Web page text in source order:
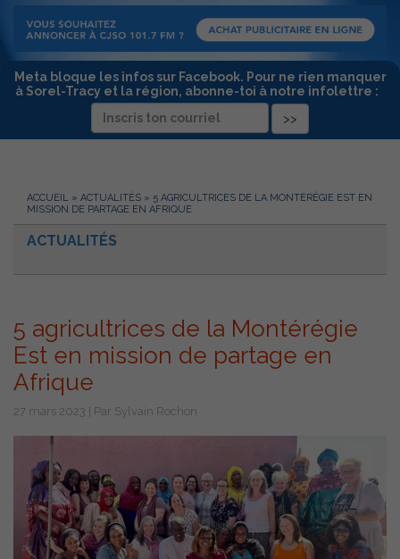
:
Meta bloque les infos sur Facebook. Pour ne rien manquer
à Sorel-Tracy et la région, abonne-toi à notre infolettre :
ACCUEIL » ACTUALITÉS » 5 AGRICULTRICES DE LA MONTÉRÉGIE EST EN
MISSION DE PARTAGE EN AFRIQUE
ACTUALITÉS
5 agricultrices de la Montérégie
Est en mission de partage en
Afrique
27 mars 2023 | Par Sylvain Rochon